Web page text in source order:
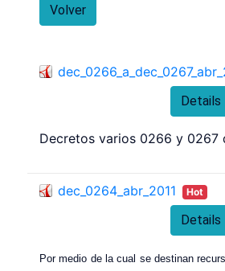
Volver
Details
Decretos varios 0266 y 0267
dec_0264_abr_2011 Hot
Details
Por medio de la cual se destinan